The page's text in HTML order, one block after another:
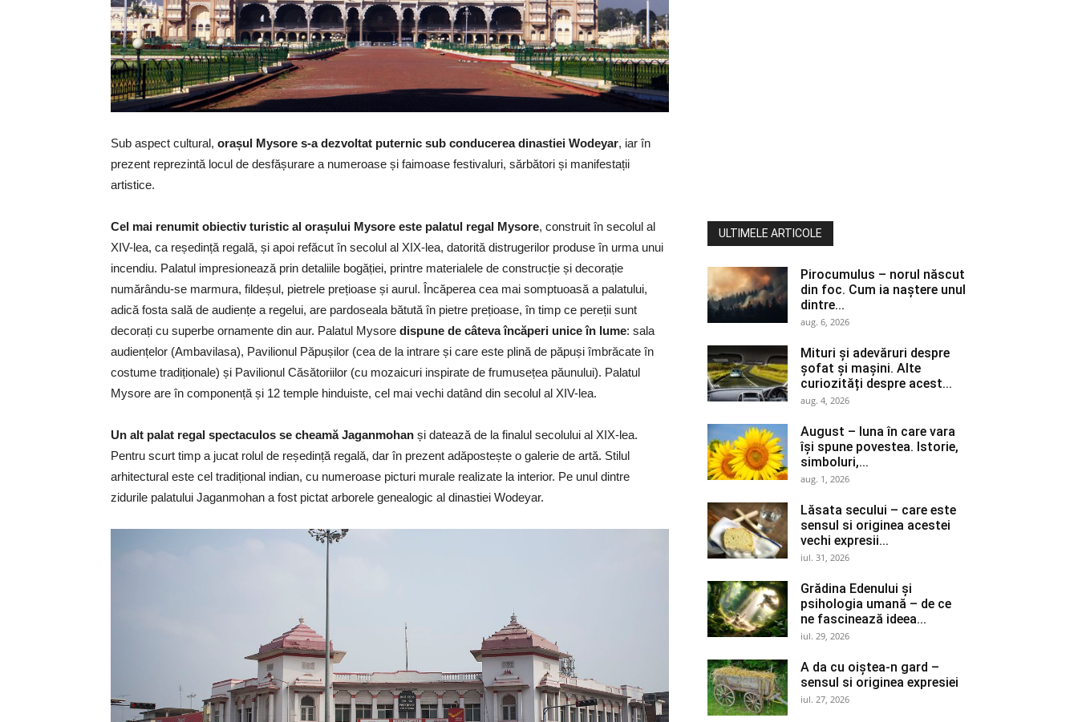
Sub aspect cultural, orașul Mysore s-a dezvoltat puternic sub conducerea dinastiei Wodeyar, iar în
prezent reprezintă locul de desfășurare a numeroase și faimoase festivaluri, sărbători și manifestații
artistice.
Cel mai renumit obiectiv turistic al orașului Mysore este palatul regal Mysore, construit în secolul al
XIV-lea, ca reședință regală, și apoi refăcut în secolul al XIX-lea, datorită distrugerilor produse în urma unui
incendiu. Palatul impresionează prin detaliile bogăției, printre materialele de construcție și decorație
numărându-se marmura, fildeșul, pietrele prețioase și aurul. Încăperea cea mai somptuoasă a palatului,
adică fosta sală de audiențe a regelui, are pardoseala bătută în pietre prețioase, în timp ce pereții sunt
decorați cu superbe ornamente din aur. Palatul Mysore dispune de câteva încăperi unice în lume: sala
audiențelor (Ambavilasa), Pavilionul Păpușilor (cea de la intrare și care este plină de păpuși îmbrăcate în
costume tradiționale) și Pavilionul Căsătoriilor (cu mozaicuri inspirate de frumusețea păunului). Palatul
Mysore are în componență și 12 temple hinduiste, cel mai vechi datând din secolul al XIV-lea.
Un alt palat regal spectaculos se cheamă Jaganmohan și datează de la finalul secolului al XIX-lea.
Pentru scurt timp a jucat rolul de reședință regală, dar în prezent adăpostește o galerie de artă. Stilul
arhitectural este cel tradițional indian, cu numeroase picturi murale realizate la interior. Pe unul dintre
zidurile palatului Jaganmohan a fost pictat arborele genealogic al dinastiei Wodeyar.
ULTIMELE ARTICOLE
Pirocumulus – norul născut
din foc. Cum ia naștere unul
dintre...
aug. 6, 2026
Mituri și adevăruri despre
șofat și mașini. Alte
curiozități despre acest...
aug. 4, 2026
August – luna în care vara
își spune povestea. Istorie,
simboluri,...
aug. 1, 2026
Lăsata secului – care este
sensul si originea acestei
vechi expresii...
iul. 31, 2026
Grădina Edenului și
psihologia umană – de ce
ne fascinează ideea...
iul. 29, 2026
A da cu oiștea-n gard –
sensul si originea expresiei
iul. 27, 2026